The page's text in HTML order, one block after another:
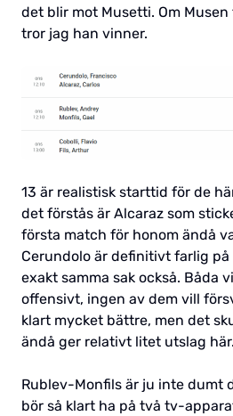
det blir mot Musetti. Om
tror jag han vinner.
13 är realistisk starttid för de
det förstås är Alcaraz som
första match för honom ändå
Cerundolo är definitivt farlig på
exakt samma sak också. Båda
offensivt, ingen av dem vill
klart mycket bättre, men det
ändå ger relativt litet utslag här.
Rublev-Monfils är ju inte dumt
bör så klart ha på två tv-